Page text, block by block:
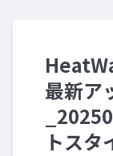
最新ア
トスタ